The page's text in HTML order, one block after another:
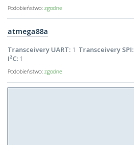
Podobieństwo: zgodne
atmega88a
Transceivery UART: 1 Transceivery SPI:
I²C: 1
Podobieństwo: zgodne